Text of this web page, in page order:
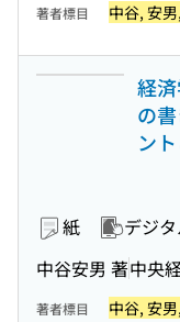
著者標目 中谷, 安
経
の
ン
紙 デジ
中谷安男 著中央
著者標目 中谷, 安